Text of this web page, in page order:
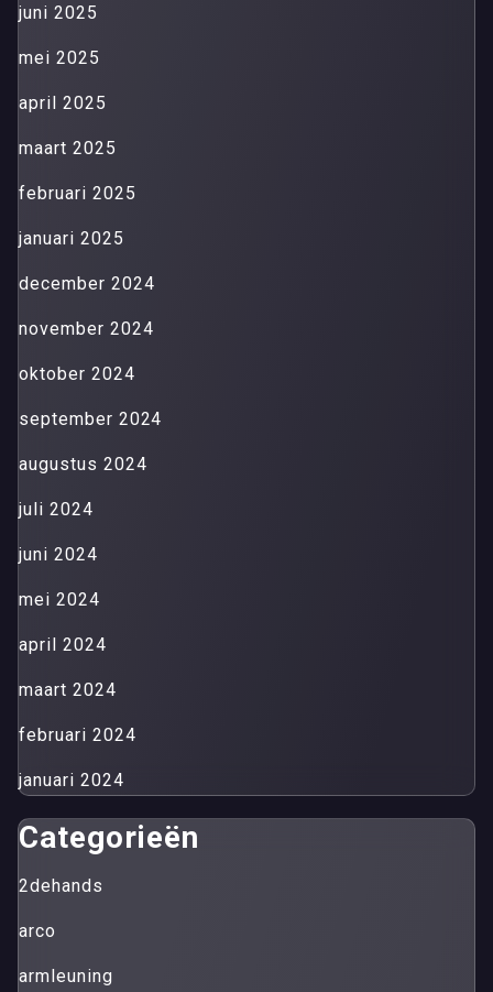
juni 2025
mei 2025
april 2025
maart 2025
februari 2025
januari 2025
december 2024
november 2024
oktober 2024
september 2024
augustus 2024
juli 2024
juni 2024
mei 2024
april 2024
maart 2024
februari 2024
januari 2024
Categorieën
2dehands
arco
armleuning